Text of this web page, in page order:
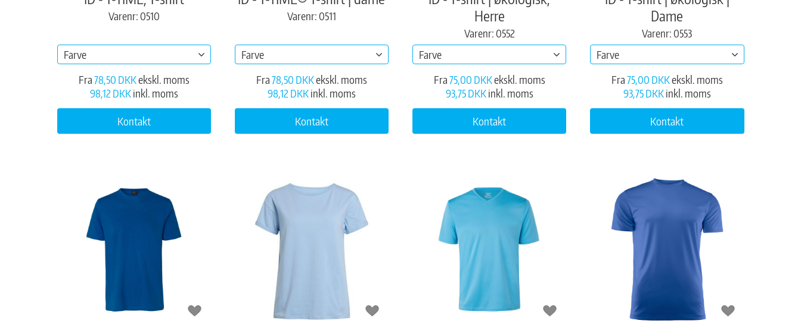
Varenr: 0510
Farve
Fra78,50 DKKekskl. moms
98,12 DKKinkl. moms
Kontakt
Varenr: 0511
Farve
Fra78,50 DKKekskl. moms
98,12 DKKinkl. moms
Kontakt
Herre
Varenr: 0552
Farve
Fra75,00 DKKekskl. moms
93,75 DKKinkl. moms
Kontakt
Dame
Varenr: 0553
Farve
Fra75,00 DKKekskl. moms
93,75 DKKinkl. moms
Kontakt